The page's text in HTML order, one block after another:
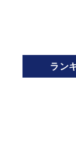
ラン